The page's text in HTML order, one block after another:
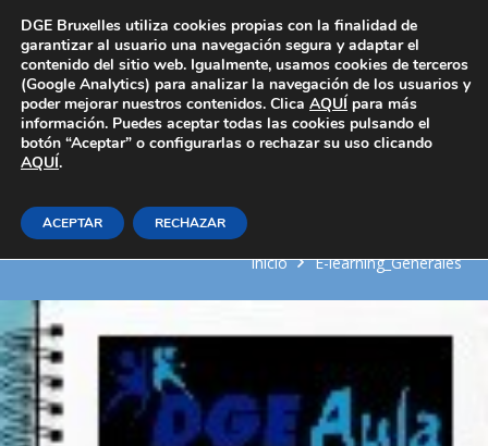
Área Privada
Conceptos de Hidrología. Gestión
y usos del agua
Inicio E-learning_Generales
DGE Bruxelles utiliza cookies propias con la finalidad de
garantizar al usuario una navegación segura y adaptar el
contenido del sitio web. Igualmente, usamos cookies de terceros
(Google Analytics) para analizar la navegación de los usuarios y
poder mejorar nuestros contenidos. Clica AQUÍ para más
información. Puedes aceptar todas las cookies pulsando el
botón “Aceptar” o configurarlas o rechazar su uso clicando
AQUÍ.
ACEPTAR RECHAZAR